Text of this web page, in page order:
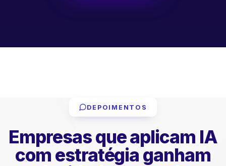
DEPOIMENTOS
Empresas que aplicam IA
com estratégia ganham